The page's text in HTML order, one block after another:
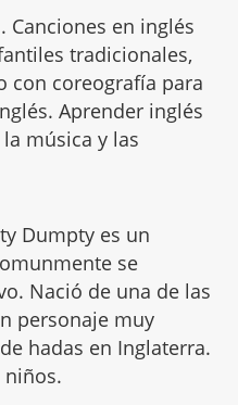
. Canciones en inglés
tradicionales,
con coreografía para
Aprender inglés
música y las
Dumpty es un
se
Nació de una de las
personaje muy
hadas en Inglaterra.
niños.